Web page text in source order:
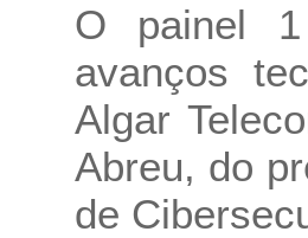
O painel
avanços
Algar
Abreu, do
de